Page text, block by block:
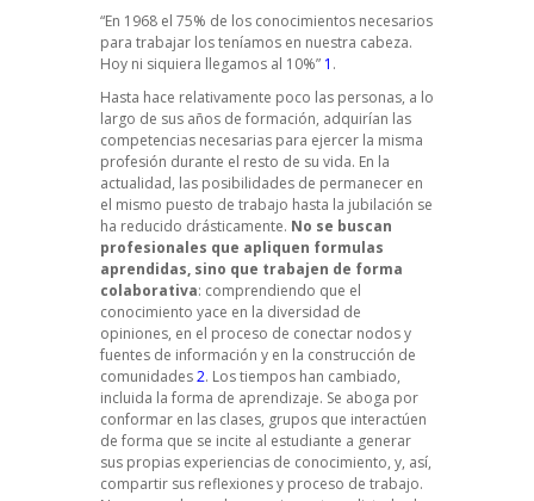
“En 1968 el 75% de los conocimientos necesarios
para trabajar los teníamos en nuestra cabeza.
Hoy ni siquiera llegamos al 10%” 1 .
Hasta hace relativamente poco las personas, a lo
largo de sus años de formación, adquirían las
competencias necesarias para ejercer la misma
profesión durante el resto de su vida. En la
actualidad, las posibilidades de permanecer en
el mismo puesto de trabajo hasta la jubilación se
ha reducido drásticamente. No se buscan
profesionales que apliquen formulas
aprendidas, sino que trabajen de forma
colaborativa: comprendiendo que el
conocimiento yace en la diversidad de
opiniones, en el proceso de conectar nodos y
fuentes de información y en la construcción de
comunidades2. Los tiempos han cambiado,
incluida la forma de aprendizaje. Se aboga por
conformar en las clases, grupos que interactúen
de forma que se incite al estudiante a generar
sus propias experiencias de conocimiento, y, así,
compartir sus reflexiones y proceso de trabajo.